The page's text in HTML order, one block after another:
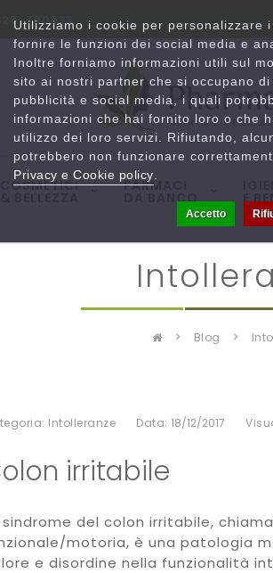
780833
COSMETICI FARMACI
DA BANCO E
blog
Intolleranze Data:18/12/2017
irritabile
sindrome del colon irritabile,
motoria, è una patologia
e disordine nella funzionalità
Utilizziamo i cookie per personalizzare
fornire le funzioni dei social media e
Inoltre forniamo informazioni utili sul
sito ai nostri partner che si occupano di
pubblicità e social media, i quali
informazioni che hai fornito loro o che
utilizzo dei loro servizi. Rifiutando,
potrebbero non funzionare
Privacy e Cookie policy
Accetto